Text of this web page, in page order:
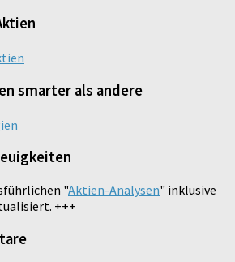
smarter als andere
"Aktien-Analysen" inklusive
+++